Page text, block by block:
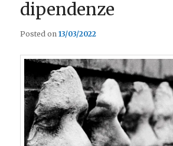
dipendenze
Posted on13/03/2022